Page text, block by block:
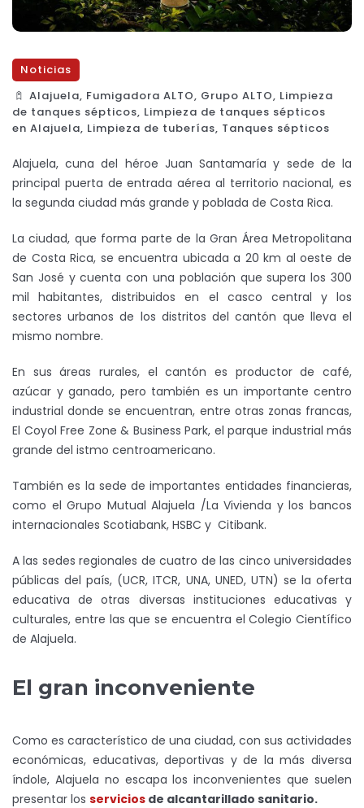
Noticias
Alajuela, Fumigadora ALTO, Grupo ALTO, Limpieza
de tanques sépticos, Limpieza de tanques sépticos
en Alajuela, Limpieza de tuberías, Tanques sépticos
Alajuela, cuna del héroe Juan Santamaría y sede de la
principal puerta de entrada aérea al territorio nacional, es
la segunda ciudad más grande y poblada de Costa Rica.
La ciudad, que forma parte de la Gran Área Metropolitana
de Costa Rica, se encuentra ubicada a 20 km al oeste de
San José y cuenta con una población que supera los 300
mil habitantes, distribuidos en el casco central y los
sectores urbanos de los distritos del cantón que lleva el
mismo nombre.
En sus áreas rurales, el cantón es productor de café,
azúcar y ganado, pero también es un importante centro
industrial donde se encuentran, entre otras zonas francas,
El Coyol Free Zone & Business Park, el parque industrial más
grande del istmo centroamericano.
También es la sede de importantes entidades financieras,
como el Grupo Mutual Alajuela /La Vivienda y los bancos
internacionales Scotiabank, HSBC y Citibank.
A las sedes regionales de cuatro de las cinco universidades
públicas del país, (UCR, ITCR, UNA, UNED, UTN) se la oferta
educativa de otras diversas instituciones educativas y
culturales, entre las que se encuentra el Colegio Científico
de Alajuela.
El gran inconveniente
Como es característico de una ciudad, con sus actividades
económicas, educativas, deportivas y de la más diversa
índole, Alajuela no escapa los inconvenientes que suelen
presentar los servicios de alcantarillado sanitario.